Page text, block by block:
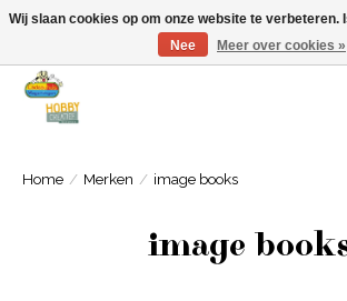
Welkom bij Cadeauhuis Wageningen
Home / Merken / image books
image
Wij slaan cookies op om onze website te verbeteren.
Nee
Meer over cookies »